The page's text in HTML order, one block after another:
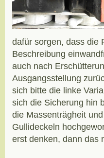
dafür sorgen, dass die
Beschreibung
auch nach
Ausgangsstellung
sich bitte die linke
sich die Sicherung hin
die Massenträgheit
Gullideckeln
erst denken, dann das